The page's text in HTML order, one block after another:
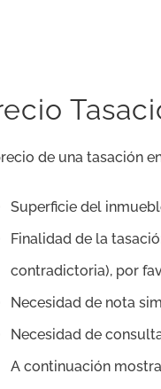
de una tasación
Superficie del
Finalidad de la
contradictoria), por
Necesidad de nota
Necesidad de
A continuación